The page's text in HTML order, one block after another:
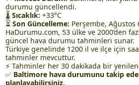
durumu güncellendi.
🌡Sıcaklık: +33°C
⏳Son Güncelleme: Perşembe, Ağustos
HaDurumu.com, 53 ülke ve 2000’den
güncel hava durumu tahminleri sunar.
Türkiye genelinde 1200 il ve ilçe için
tahminler mevcuttur.
⚡ Tahminler her 30 dakikada bir
✅ Baltimore hava durumunu takip
planlayabilirsiniz.